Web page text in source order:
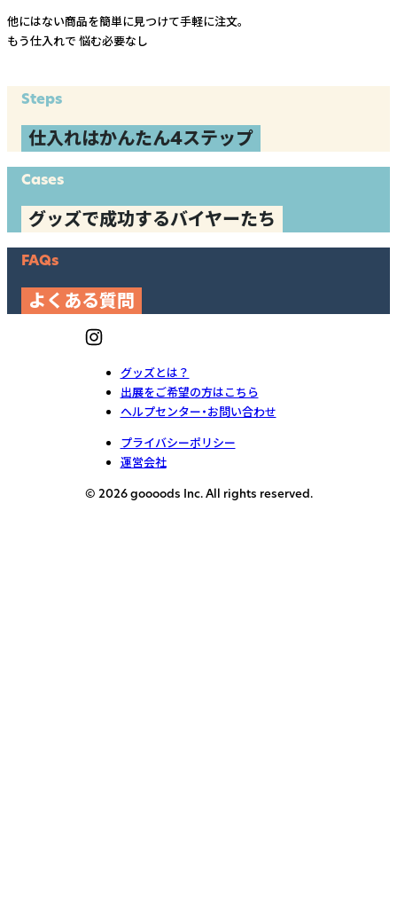
他にはない商品を簡単に見つけて手軽に注文。
もう仕入れで 悩む必要なし
Steps
仕入れはかんたん4ステップ
Cases
グッズで成功するバイヤーたち
FAQs
よくある質問
グッズとは？
出展をご希望の方はこちら
ヘルプセンター・お問い合わせ
プライバシーポリシー
運営会社
© 2026 goooods Inc. All rights reserved.